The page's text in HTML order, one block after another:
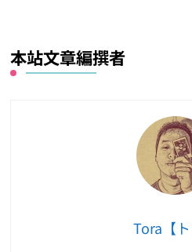
本站文章編撰者
Tora【ト